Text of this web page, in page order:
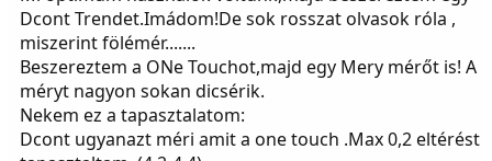
Dcont Trendet.Imádom!De sok rosszat olvasok róla ,
miszerint fölémér.......
Beszereztem a ONe Touchot,majd egy Mery mérőt is! A
méryt nagyon sokan dicsérik.
Nekem ez a tapasztalatom:
Dcont ugyanazt méri amit a one touch .Max 0,2 eltérést